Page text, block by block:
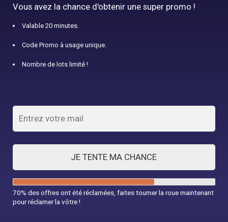
Vous avez la chance d'obtenir une super promo !
Valable 20 minutes.
Code Promo à usage unique.
Nombre de lots limité !
JE TENTE MA CHANCE
70% des offres ont été réclamées, faites tourner la roue maintenant
pour réclamer la vôtre !